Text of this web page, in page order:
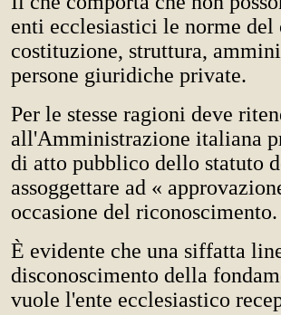
enti ecclesiastici le norme
costituzione, struttura,
persone giuridiche private.
Per le stesse ragioni deve
all'Amministrazione italiana
di atto pubblico dello statuto
assoggettare ad «
occasione del riconoscimento.
È evidente che una siffatta
disconoscimento della
vuole l'ente ecclesiastico